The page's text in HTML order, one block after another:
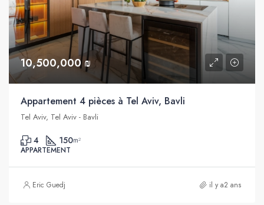
10,500,000 ₪
Appartement 4 pièces à Tel Aviv, Bavli
Tel Aviv, Tel Aviv - Bavli
4 150m²
APPARTEMENT
Eric Guedj il y a2 ans